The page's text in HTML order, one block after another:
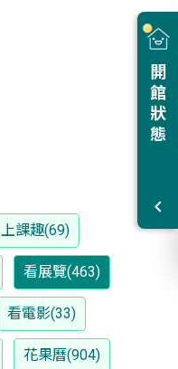
開館狀態
上課趣(69)
看展覽(463)
看電影(33)
花果曆(904)